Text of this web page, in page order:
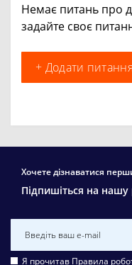
Немає питань про
задайте своє
+ Додати питання
Хочете дізнаватися
Підпишіться на нашу
Я прочитав Правила